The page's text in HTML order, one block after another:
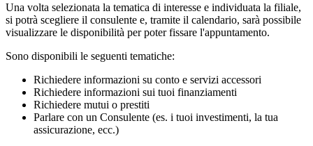
Una volta selezionata la tematica di interesse e individuata la filiale,
si potrà scegliere il consulente e, tramite il calendario, sarà possibile
visualizzare le disponibilità per poter fissare l'appuntamento.
Sono disponibili le seguenti tematiche:
Richiedere informazioni su conto e servizi accessori
Richiedere informazioni sui tuoi finanziamenti
Richiedere mutui o prestiti
Parlare con un Consulente (es. i tuoi investimenti, la tua
assicurazione, ecc.)